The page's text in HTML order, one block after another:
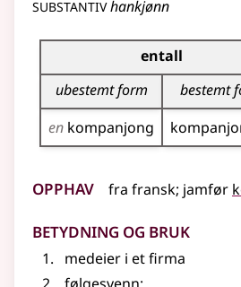
substantivhankjønn
Bøyingstabell for dette
entall
ubestemt form
bestemt
en kompanjong
Opphav fra fransk; jamfør
Betydning og bruk
medeier i et firma